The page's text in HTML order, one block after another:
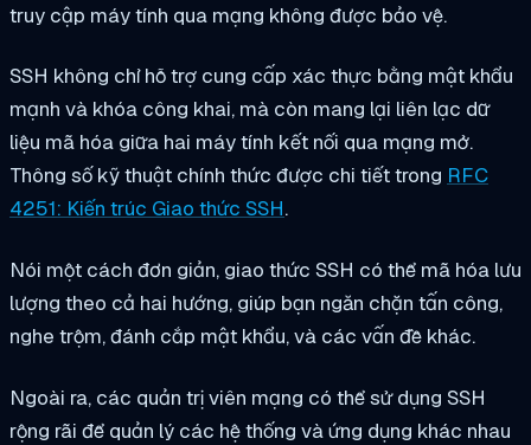
truy cập máy tính qua mạng không được bảo vệ.
SSH không chỉ hỗ trợ cung cấp xác thực bằng mật khẩu
mạnh và khóa công khai, mà còn mang lại liên lạc dữ
liệu mã hóa giữa hai máy tính kết nối qua mạng mở.
Thông số kỹ thuật chính thức được chi tiết trong RFC
4251: Kiến trúc Giao thức SSH.
Nói một cách đơn giản, giao thức SSH có thể mã hóa lưu
lượng theo cả hai hướng, giúp bạn ngăn chặn tấn công,
nghe trộm, đánh cắp mật khẩu, và các vấn đề khác.
Ngoài ra, các quản trị viên mạng có thể sử dụng SSH
rộng rãi để quản lý các hệ thống và ứng dụng khác nhau